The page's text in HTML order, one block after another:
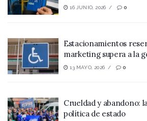
16 JUNIO, 2026 0
Estacionamientos
marketing supera a la
13 MAYO, 2026 0
Crueldad y abandono:
política de estado